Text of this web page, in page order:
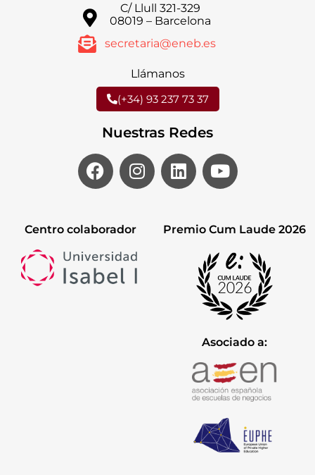
C/ Llull 321-329
08019 – Barcelona
secretaria@eneb.es
Llámanos
(+34) 93 237 73 37
Nuestras Redes
Centro colaborador Premio Cum Laude 2026
Asociado a: